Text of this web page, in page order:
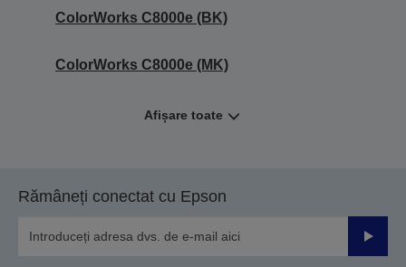
ColorWorks C8000e (BK)
ColorWorks C8000e (MK)
Afișare toate
Rămâneți conectat cu Epson